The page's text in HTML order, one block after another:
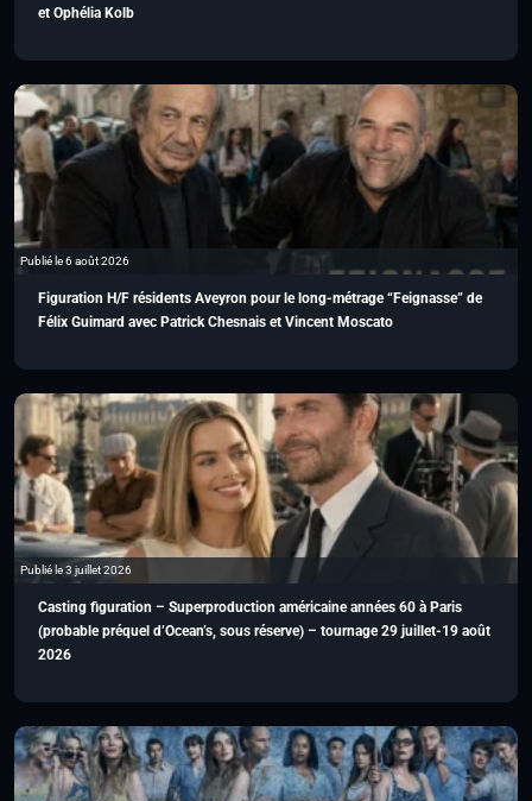
et Ophélia Kolb
Publié le 6 août 2026
Figuration H/F résidents Aveyron pour le long-métrage “Feignasse” de
Félix Guimard avec Patrick Chesnais et Vincent Moscato
Publié le 3 juillet 2026
Casting figuration – Superproduction américaine années 60 à Paris
(probable préquel d’Ocean’s, sous réserve) – tournage 29 juillet-19 août
2026